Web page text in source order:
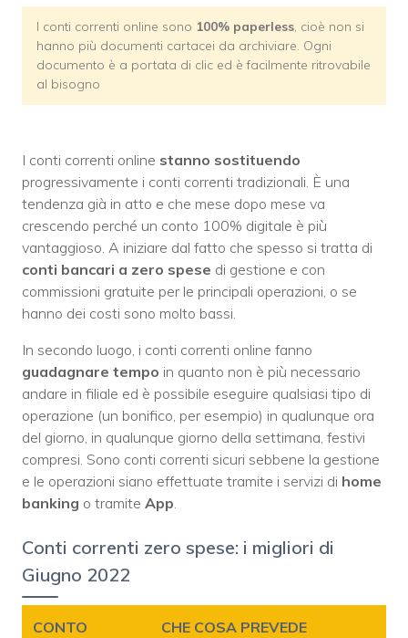
I conti correnti online sono 100% paperless, cioè non si
hanno più documenti cartacei da archiviare. Ogni
documento è a portata di clic ed è facilmente ritrovabile
al bisogno
I conti correnti online stanno sostituendo
progressivamente i conti correnti tradizionali. È una
tendenza già in atto e che mese dopo mese va
crescendo perché un conto 100% digitale è più
vantaggioso. A iniziare dal fatto che spesso si tratta di
conti bancari a zero spese di gestione e con
commissioni gratuite per le principali operazioni, o se
hanno dei costi sono molto bassi.
In secondo luogo, i conti correnti online fanno
guadagnare tempo in quanto non è più necessario
andare in filiale ed è possibile eseguire qualsiasi tipo di
operazione (un bonifico, per esempio) in qualunque ora
del giorno, in qualunque giorno della settimana, festivi
compresi. Sono conti correnti sicuri sebbene la gestione
e le operazioni siano effettuate tramite i servizi di home
banking o tramite App
Conti correnti zero spese: i migliori di
Giugno 2022
CONTO
CHE COSA PREVEDE